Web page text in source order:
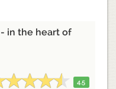
in the heart of
4.5